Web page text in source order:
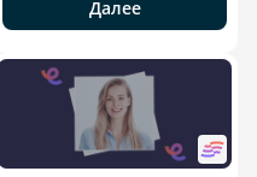
Далее